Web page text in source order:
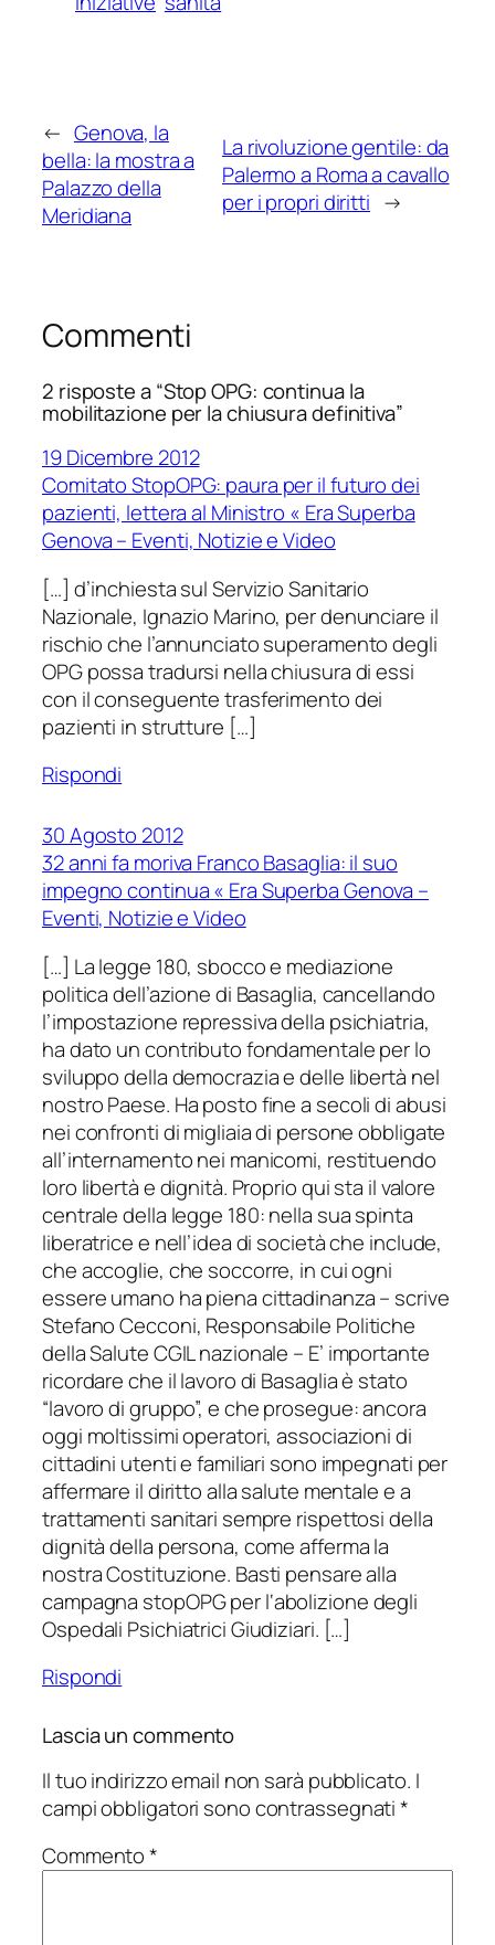
← Genova, la
bella: la mostra a
Palazzo della
Meridiana
La rivoluzione gentile: da
Palermo a Roma a cavallo
per i propri diritti →
Commenti
2 risposte a “Stop OPG: continua la
mobilitazione per la chiusura definitiva”
19 Dicembre 2012
Comitato StopOPG: paura per il futuro dei
pazienti, lettera al Ministro « Era Superba
Genova – Eventi, Notizie e Video
[…] d’inchiesta sul Servizio Sanitario
Nazionale, Ignazio Marino, per denunciare il
rischio che l’annunciato superamento degli
OPG possa tradursi nella chiusura di essi
con il conseguente trasferimento dei
pazienti in strutture […]
Rispondi
30 Agosto 2012
32 anni fa moriva Franco Basaglia: il suo
impegno continua « Era Superba Genova –
Eventi, Notizie e Video
[…] La legge 180, sbocco e mediazione
politica dell’azione di Basaglia, cancellando
l’impostazione repressiva della psichiatria,
ha dato un contributo fondamentale per lo
sviluppo della democrazia e delle libertà nel
nostro Paese. Ha posto fine a secoli di abusi
nei confronti di migliaia di persone obbligate
all’internamento nei manicomi, restituendo
loro libertà e dignità. Proprio qui sta il valore
centrale della legge 180: nella sua spinta
liberatrice e nell’idea di società che include,
che accoglie, che soccorre, in cui ogni
essere umano ha piena cittadinanza – scrive
Stefano Cecconi, Responsabile Politiche
della Salute CGIL nazionale – E’ importante
ricordare che il lavoro di Basaglia è stato
“lavoro di gruppo”, e che prosegue: ancora
oggi moltissimi operatori, associazioni di
cittadini utenti e familiari sono impegnati per
affermare il diritto alla salute mentale e a
trattamenti sanitari sempre rispettosi della
dignità della persona, come afferma la
nostra Costituzione. Basti pensare alla
campagna stopOPG per l‘abolizione degli
Ospedali Psichiatrici Giudiziari. […]
Rispondi
Lascia un commento
Il tuo indirizzo email non sarà pubblicato. I
campi obbligatori sono contrassegnati*
Commento*